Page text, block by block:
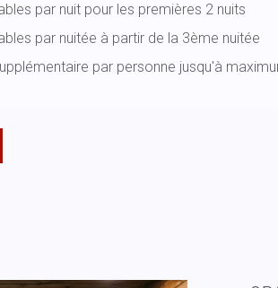
par nuit pour les premières 2 nuits
par nuitée à partir de la 3ème nuitée
par personne jusqu'à